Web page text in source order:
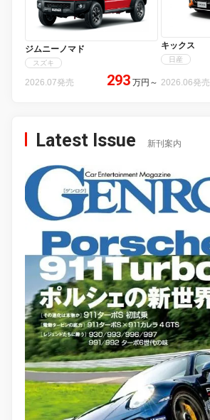
ジムニーノマド
スズキ
2026.07発売 293 万円 ～
キックス
日産
2026.06発売
Latest Issue 新刊案内